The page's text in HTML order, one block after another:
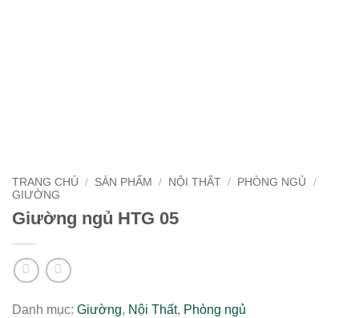
TRANG CHỦ / SẢN PHẨM / NỘI THẤT / PHÒNG NGỦ
/
GIƯỜNG
Giường ngủ HTG 05
Danh mục: Giường, Nội Thất, Phòng ngủ